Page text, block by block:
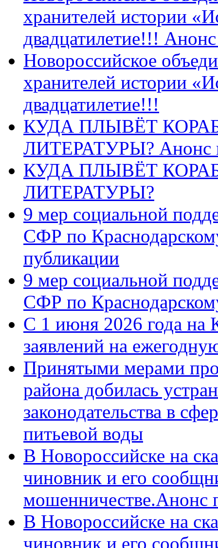
хранителей истории
двадцатилетие!!!
Новороссийское
хранителей истории
двадцатилетие!!!
КУДА ПЛЫВЁТ
ЛИТЕРАТУРЫ? Анонс
КУДА ПЛЫВЁТ
ЛИТЕРАТУРЫ?
9 мер социальной
СФР по
публикации
9 мер социальной
СФР по
С 1 июня 2026 года на
заявлений на
Принятыми мерами
района добилась
законодательства в
питьевой воды
В Новороссийске на
чиновник и его
мошенничестве.Анонс
В Новороссийске на
чиновник и его